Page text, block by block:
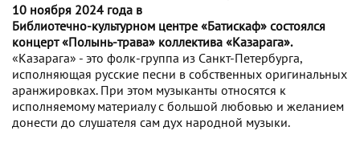
10 ноября 2024 года в
Библиотечно-культурном центре «Батискаф» состоялся
концерт «Полынь-трава» коллектива «Казарага».
«Казарага» - это фолк-группа из Санкт-Петербурга,
исполняющая русские песни в собственных оригинальных
аранжировках. При этом музыканты относятся к
исполняемому материалу с большой любовью и желанием
донести до слушателя сам дух народной музыки.